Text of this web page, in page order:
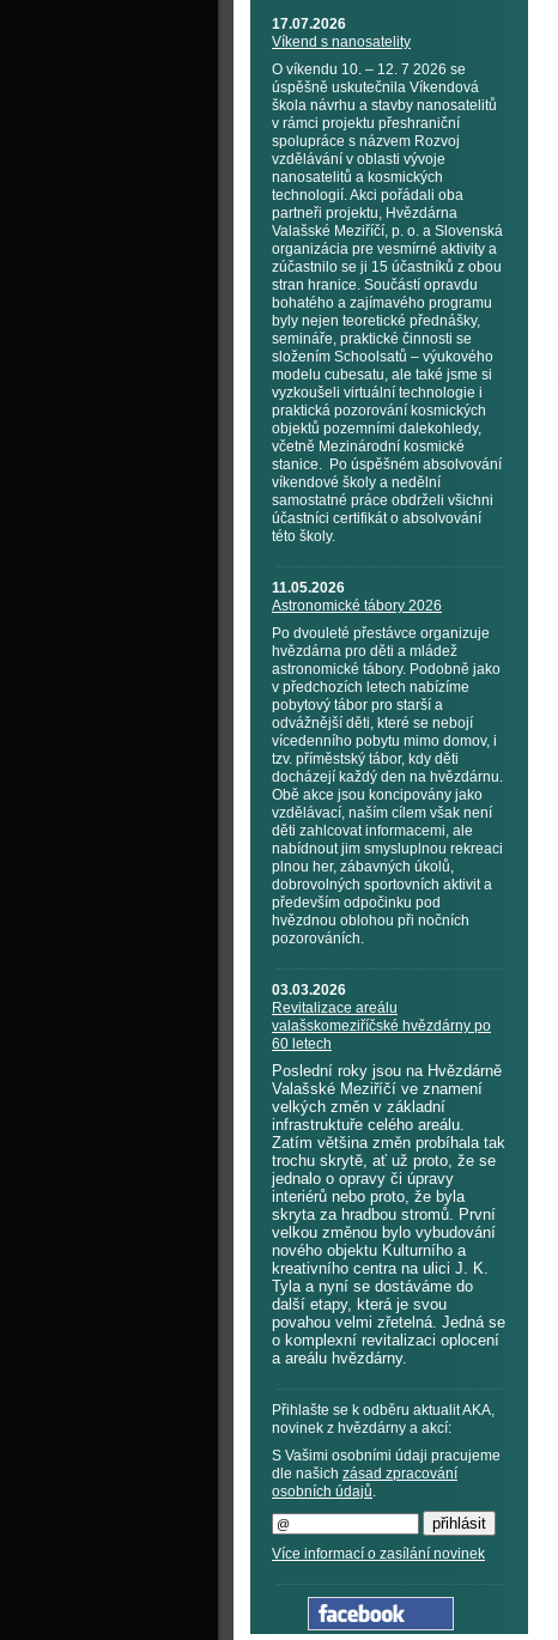
17.07.2026
Víkend s nanosatelity
O víkendu 10. – 12. 7 2026 se
úspěšně uskutečnila Víkendová
škola návrhu a stavby nanosatelitů
v rámci projektu přeshraniční
spolupráce s názvem Rozvoj
vzdělávání v oblasti vývoje
nanosatelitů a kosmických
technologií. Akci pořádali oba
partneři projektu, Hvězdárna
Valašské Meziříčí, p. o. a Slovenská
organizácia pre vesmírné aktivity a
zúčastnilo se ji 15 účastníků z obou
stran hranice. Součástí opravdu
bohatého a zajímavého programu
byly nejen teoretické přednášky,
semináře, praktické činnosti se
složením Schoolsatů – výukového
modelu cubesatu, ale také jsme si
vyzkoušeli virtuální technologie i
praktická pozorování kosmických
objektů pozemními dalekohledy,
včetně Mezinárodní kosmické
stanice. Po úspěšném absolvování
víkendové školy a nedělní
samostatné práce obdrželi všichni
účastníci certifikát o absolvování
této školy.
11.05.2026
Astronomické tábory 2026
Po dvouleté přestávce organizuje
hvězdárna pro děti a mládež
astronomické tábory. Podobně jako
v předchozích letech nabízíme
pobytový tábor pro starší a
odvážnější děti, které se nebojí
vícedenního pobytu mimo domov, i
tzv. příměstský tábor, kdy děti
docházejí každý den na hvězdárnu.
Obě akce jsou koncipovány jako
vzdělávací, naším cílem však není
děti zahlcovat informacemi, ale
nabídnout jim smysluplnou rekreaci
plnou her, zábavných úkolů,
dobrovolných sportovních aktivit a
především odpočinku pod
hvězdnou oblohou při nočních
pozorováních.
03.03.2026
Revitalizace areálu
valašskomeziříčské hvězdárny po
60 letech
Poslední roky jsou na Hvězdárně
Valašské Meziříčí ve znamení
velkých změn v základní
infrastruktuře celého areálu.
Zatím většina změn probíhala tak
trochu skrytě, ať už proto, že se
jednalo o opravy či úpravy
interiérů nebo proto, že byla
skryta za hradbou stromů. První
velkou změnou bylo vybudování
nového objektu Kulturního a
kreativního centra na ulici J. K.
Tyla a nyní se dostáváme do
další etapy, která je svou
povahou velmi zřetelná. Jedná se
o komplexní revitalizaci oplocení
a areálu hvězdárny.
Přihlašte se k odběru aktualit AKA,
novinek z hvězdárny a akcí:
S Vašimi osobními údaji pracujeme
dle našich zásad zpracování
osobních údajů.
Více informací o zasílání novinek